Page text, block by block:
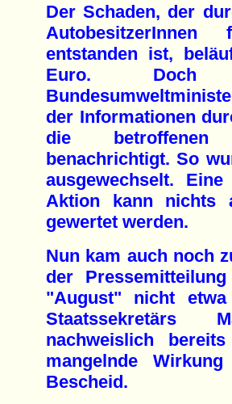
Der Schaden, der
entstanden ist,
Euro.
der Informationen
die betroffenen
benachrichtigt. So
ausgewechselt.
Aktion kann nichts
gewertet werden.
Nun kam auch noch
der
"August" nicht
Staatssekretärs
nachweislich
mangelnde
Bescheid.